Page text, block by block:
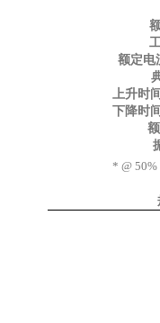
额定电
上升时
下降时
* @ 50%